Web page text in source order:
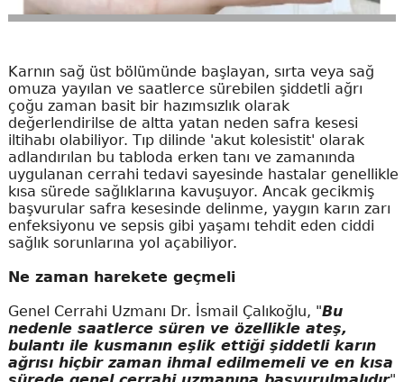
Karnın sağ üst bölümünde başlayan, sırta veya sağ
omuza yayılan ve saatlerce sürebilen şiddetli ağrı
çoğu zaman basit bir hazımsızlık olarak
değerlendirilse de altta yatan neden safra kesesi
iltihabı olabiliyor. Tıp dilinde 'akut kolesistit' olarak
adlandırılan bu tabloda erken tanı ve zamanında
uygulanan cerrahi tedavi sayesinde hastalar genellikle
kısa sürede sağlıklarına kavuşuyor. Ancak gecikmiş
başvurular safra kesesinde delinme, yaygın karın zarı
enfeksiyonu ve sepsis gibi yaşamı tehdit eden ciddi
sağlık sorunlarına yol açabiliyor.
Ne zaman harekete geçmeli
Genel Cerrahi Uzmanı Dr. İsmail Çalıkoğlu, "Bu
nedenle saatlerce süren ve özellikle ateş,
bulantı ile kusmanın eşlik ettiği şiddetli karın
ağrısı hiçbir zaman ihmal edilmemeli ve en kısa